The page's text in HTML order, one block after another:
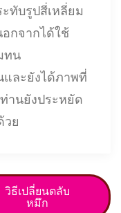
บรูปสี่เหลี่ยมจตุ
ตรายางที่มีความ
ได้ภาพที่ประทับก็
ค่าใช้จ่ายได้อีก
วิธีเปลี่ยนตลับ
หมึก